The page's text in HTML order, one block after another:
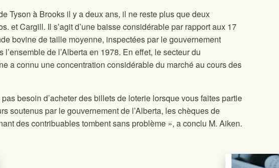
Tyson à Brooks il y a deux ans, il ne reste plus que deux
et Cargill. Il s’agit d’une baisse considérable par rapport aux 17
bovine de taille moyenne, inspectées par le gouvernement
de l’Alberta en 1978. En effet, le secteur du
a connu une concentration considérable du marché au cours des
besoin d’acheter des billets de loterie lorsque vous faites partie
soutenus par le gouvernement de l’Alberta, les chèques de
des contribuables tombent sans problème », a conclu M. Aiken.